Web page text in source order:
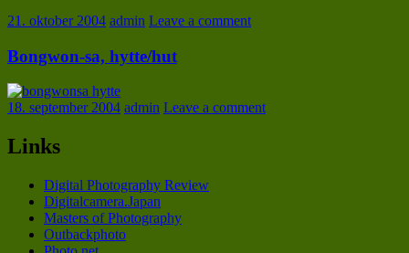
21. oktober 2004 admin Leave a comment
Bongwon-sa, hytte/hut
18. september 2004 admin Leave a comment
Links
Digital Photography Review
Digitalcamera.Japan
Masters of Photography
Outbackphoto